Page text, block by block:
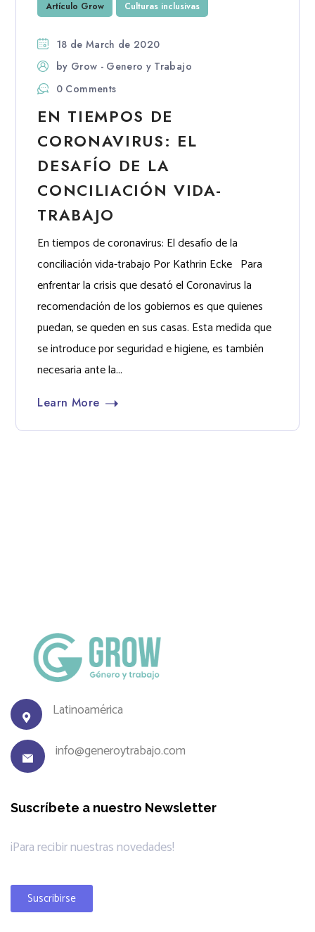
Artículo Grow Culturas inclusivas
18 de March de 2020
by Grow - Genero y Trabajo
0 Comments
EN TIEMPOS DE
CORONAVIRUS: EL
DESAFÍO DE LA
CONCILIACIÓN VIDA-
TRABAJO
En tiempos de coronavirus: El desafío de la
conciliación vida-trabajo Por Kathrin Ecke Para
enfrentar la crisis que desató el Coronavirus la
recomendación de los gobiernos es que quienes
puedan, se queden en sus casas. Esta medida que
se introduce por seguridad e higiene, es también
necesaria ante la...
Learn More
Latinoamérica
info@generoytrabajo.com
Suscríbete a nuestro Newsletter
¡Para recibir nuestras novedades!
Suscribirse